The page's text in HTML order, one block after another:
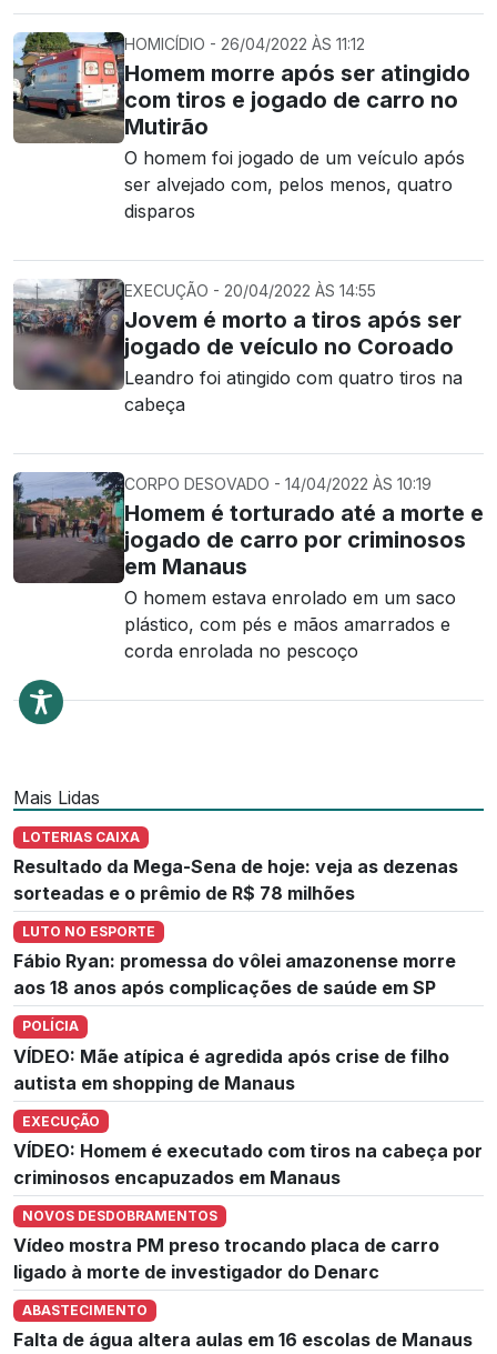
HOMICÍDIO - 26/04/2022 ÀS 11:12
Homem morre após ser atingido
com tiros e jogado de carro no
Mutirão
O homem foi jogado de um veículo após
ser alvejado com, pelos menos, quatro
disparos
EXECUÇÃO - 20/04/2022 ÀS 14:55
Jovem é morto a tiros após ser
jogado de veículo no Coroado
Leandro foi atingido com quatro tiros na
cabeça
CORPO DESOVADO - 14/04/2022 ÀS 10:19
Homem é torturado até a morte e
jogado de carro por criminosos
em Manaus
O homem estava enrolado em um saco
plástico, com pés e mãos amarrados e
corda enrolada no pescoço
Mais Lidas
LOTERIAS CAIXA
Resultado da Mega-Sena de hoje: veja as dezenas
sorteadas e o prêmio de R$ 78 milhões
LUTO NO ESPORTE
Fábio Ryan: promessa do vôlei amazonense morre
aos 18 anos após complicações de saúde em SP
POLÍCIA
VÍDEO: Mãe atípica é agredida após crise de filho
autista em shopping de Manaus
EXECUÇÃO
VÍDEO: Homem é executado com tiros na cabeça por
criminosos encapuzados em Manaus
NOVOS DESDOBRAMENTOS
Vídeo mostra PM preso trocando placa de carro
ligado à morte de investigador do Denarc
ABASTECIMENTO
Falta de água altera aulas em 16 escolas de Manaus